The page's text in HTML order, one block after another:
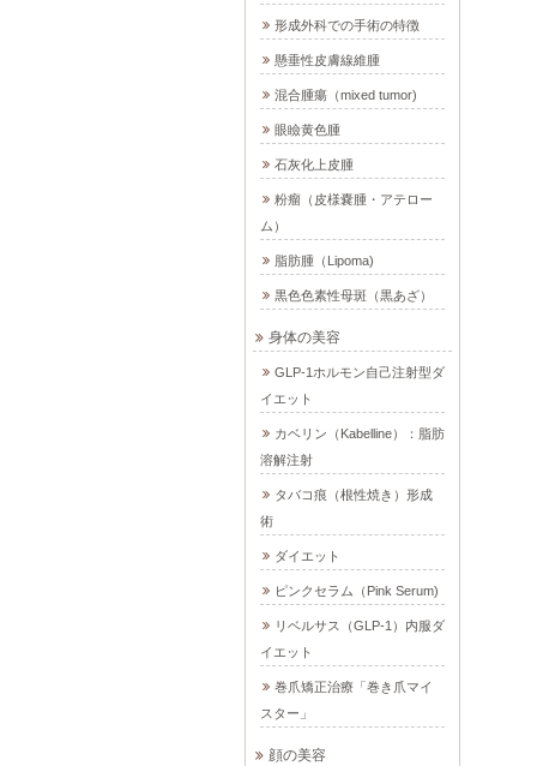
形成外科での手術の特徴
懸垂性皮膚線維腫
混合腫瘍（mixed tumor)
眼瞼黄色腫
石灰化上皮腫
粉瘤（皮様嚢腫・アテロー
ム）
脂肪腫（Lipoma)
黒色色素性母斑（黒あざ）
身体の美容
GLP-1ホルモン自己注射型ダ
イエット
カベリン（Kabelline）：脂肪
溶解注射
タバコ痕（根性焼き）形成
術
ダイエット
ピンクセラム（Pink Serum)
リベルサス（GLP-1）内服ダ
イエット
巻爪矯正治療「巻き爪マイ
スター」
顔の美容